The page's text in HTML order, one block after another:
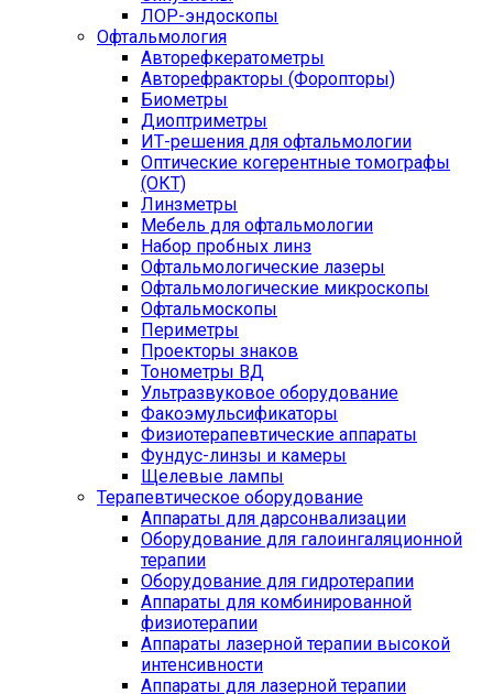
ЛОР-эндоскопы
Офтальмология
Авторефкератометры
Авторефракторы (Форопторы)
Биометры
Диоптриметры
ИТ-решения для офтальмологии
Оптические когерентные томографы
(ОКТ)
Линзметры
Мебель для офтальмологии
Набор пробных линз
Офтальмологические лазеры
Офтальмологические микроскопы
Офтальмоскопы
Периметры
Проекторы знаков
Тонометры ВД
Ультразвуковое оборудование
Факоэмульсификаторы
Физиотерапевтические аппараты
Фундус-линзы и камеры
Щелевые лампы
Терапевтическое оборудование
Аппараты для дарсонвализации
Оборудование для галоингаляционной
терапии
Оборудование для гидротерапии
Аппараты для комбинированной
физиотерапии
Аппараты лазерной терапии высокой
интенсивности
Аппараты для лазерной терапии